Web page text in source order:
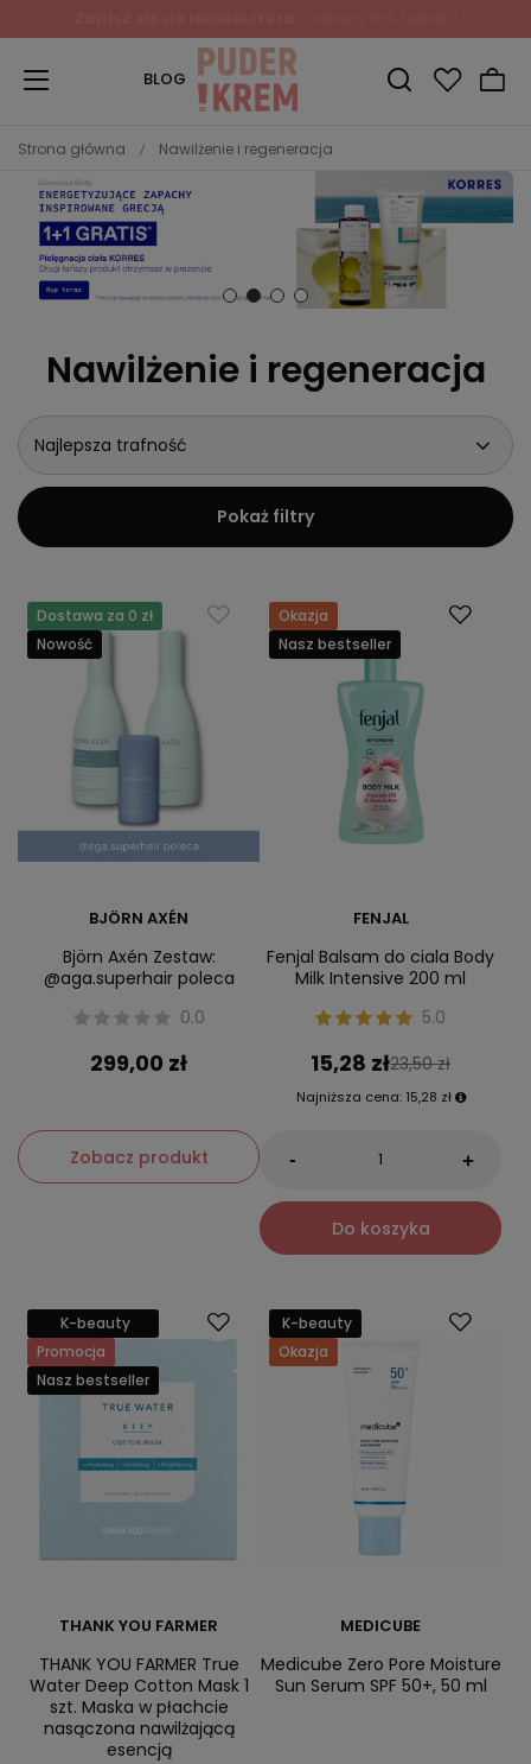
BLOG
Strona główna Nawilżenie i regeneracja
Nawilżenie i regeneracja
Najlepsza trafność
Pokaż filtry
Dostawa za 0 zł
Nowość
BJÖRN AXÉN
Björn Axén Zestaw:
@aga.superhair poleca
0.0
299,00 zł
Zobacz produkt
Okazja
Nasz bestseller
FENJAL
Fenjal Balsam do ciala Body
Milk Intensive 200 ml
5.0
15,28 zł23,50 zł
Najniższa cena: 15,28 zł
- +
Do koszyka
K-beauty
Promocja
Nasz bestseller
THANK YOU FARMER
THANK YOU FARMER True
Water Deep Cotton Mask 1
szt. Maska w płachcie
nasączona nawilżającą
esencją
K-beauty
Okazja
MEDICUBE
Medicube Zero Pore Moisture
Sun Serum SPF 50+, 50 ml